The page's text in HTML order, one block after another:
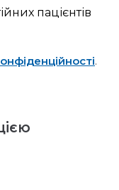
пацієнтів
.